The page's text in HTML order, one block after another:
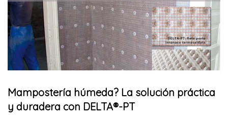
Mampostería húmeda? La solución práctica
y duradera con DELTA®-PT